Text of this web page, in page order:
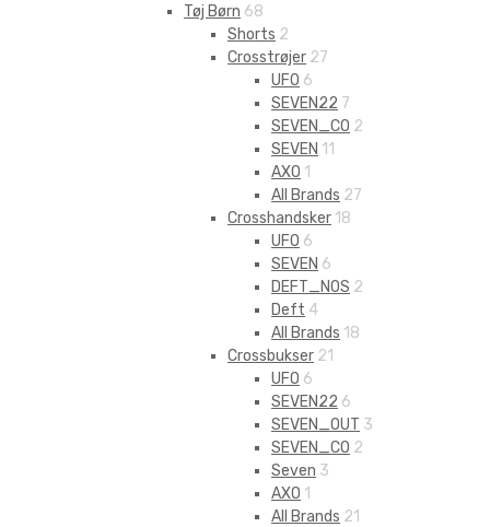
Tøj Børn 68
Shorts 2
Crosstrøjer 27
UFO 6
SEVEN22 7
SEVEN_CO 2
SEVEN 11
AXO 1
All Brands 27
Crosshandsker 18
UFO 6
SEVEN 6
DEFT_NOS 2
Deft 4
All Brands 18
Crossbukser 21
UFO 6
SEVEN22 6
SEVEN_OUT 3
SEVEN_CO 2
Seven 3
AXO 1
All Brands 21